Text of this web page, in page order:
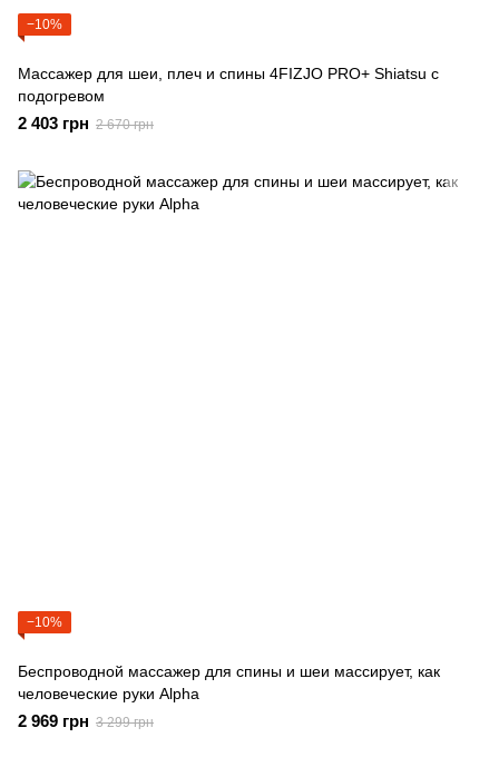
−10%
Массажер для шеи, плеч и спины 4FIZJO PRO+ Shiatsu с
подогревом
2 403 грн 2 670 грн
−10%
Беспроводной массажер для спины и шеи массирует, как
человеческие руки Alpha
2 969 грн 3 299 грн